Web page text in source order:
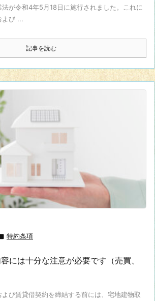
が令和4年5月18日に施行されました。これに
よび ...
記事を読む
特約条項
には十分な注意が必要です（売買、
び賃貸借契約を締結する前には、宅地建物取